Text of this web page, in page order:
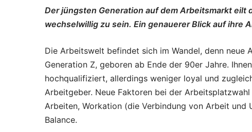
Der jüngsten Generation auf dem Arbeitsmarkt eilt
wechselwillig zu sein. Ein genauerer Blick auf ihre
Die Arbeitswelt befindet sich im Wandel, denn neue
Generation Z, geboren ab Ende der 90er Jahre.
hochqualifiziert, allerdings weniger loyal und
Arbeitgeber. Neue Faktoren bei der
Arbeiten, Workation (die Verbindung von Arbeit und
Balance.